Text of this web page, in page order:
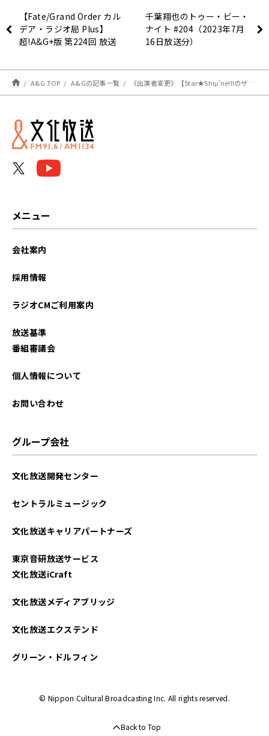
【Fate/Grand Order カル
デア・ラジオ局 Plus】
超!A&G+版 第224回 放送
千葉翔也のトゥー・ビー・
ナイト #204（2023年7月
16日放送分）
A&G TOP A&Gの記事一覧 《出演者変更》【Star★Shiμ’ne!!!のザキャッチ】特別ゲストに清水彩香さんが登場！ ７月１９日のメールテーマ
メニュー
会社案内
採用情報
ラジオCMご利用案内
放送基準
番組審議会
個人情報について
お問い合わせ
グループ会社
文化放送開発センター
セントラルミュージック
文化放送キャリアパートナーズ
東京音研放送サービス
文化放送iCraft
文化放送メディアブリッジ
文化放送エクステンド
グリーン・ドルフィン
© Nippon Cultural Broadcasting Inc. All rights reserved.
Back to Top